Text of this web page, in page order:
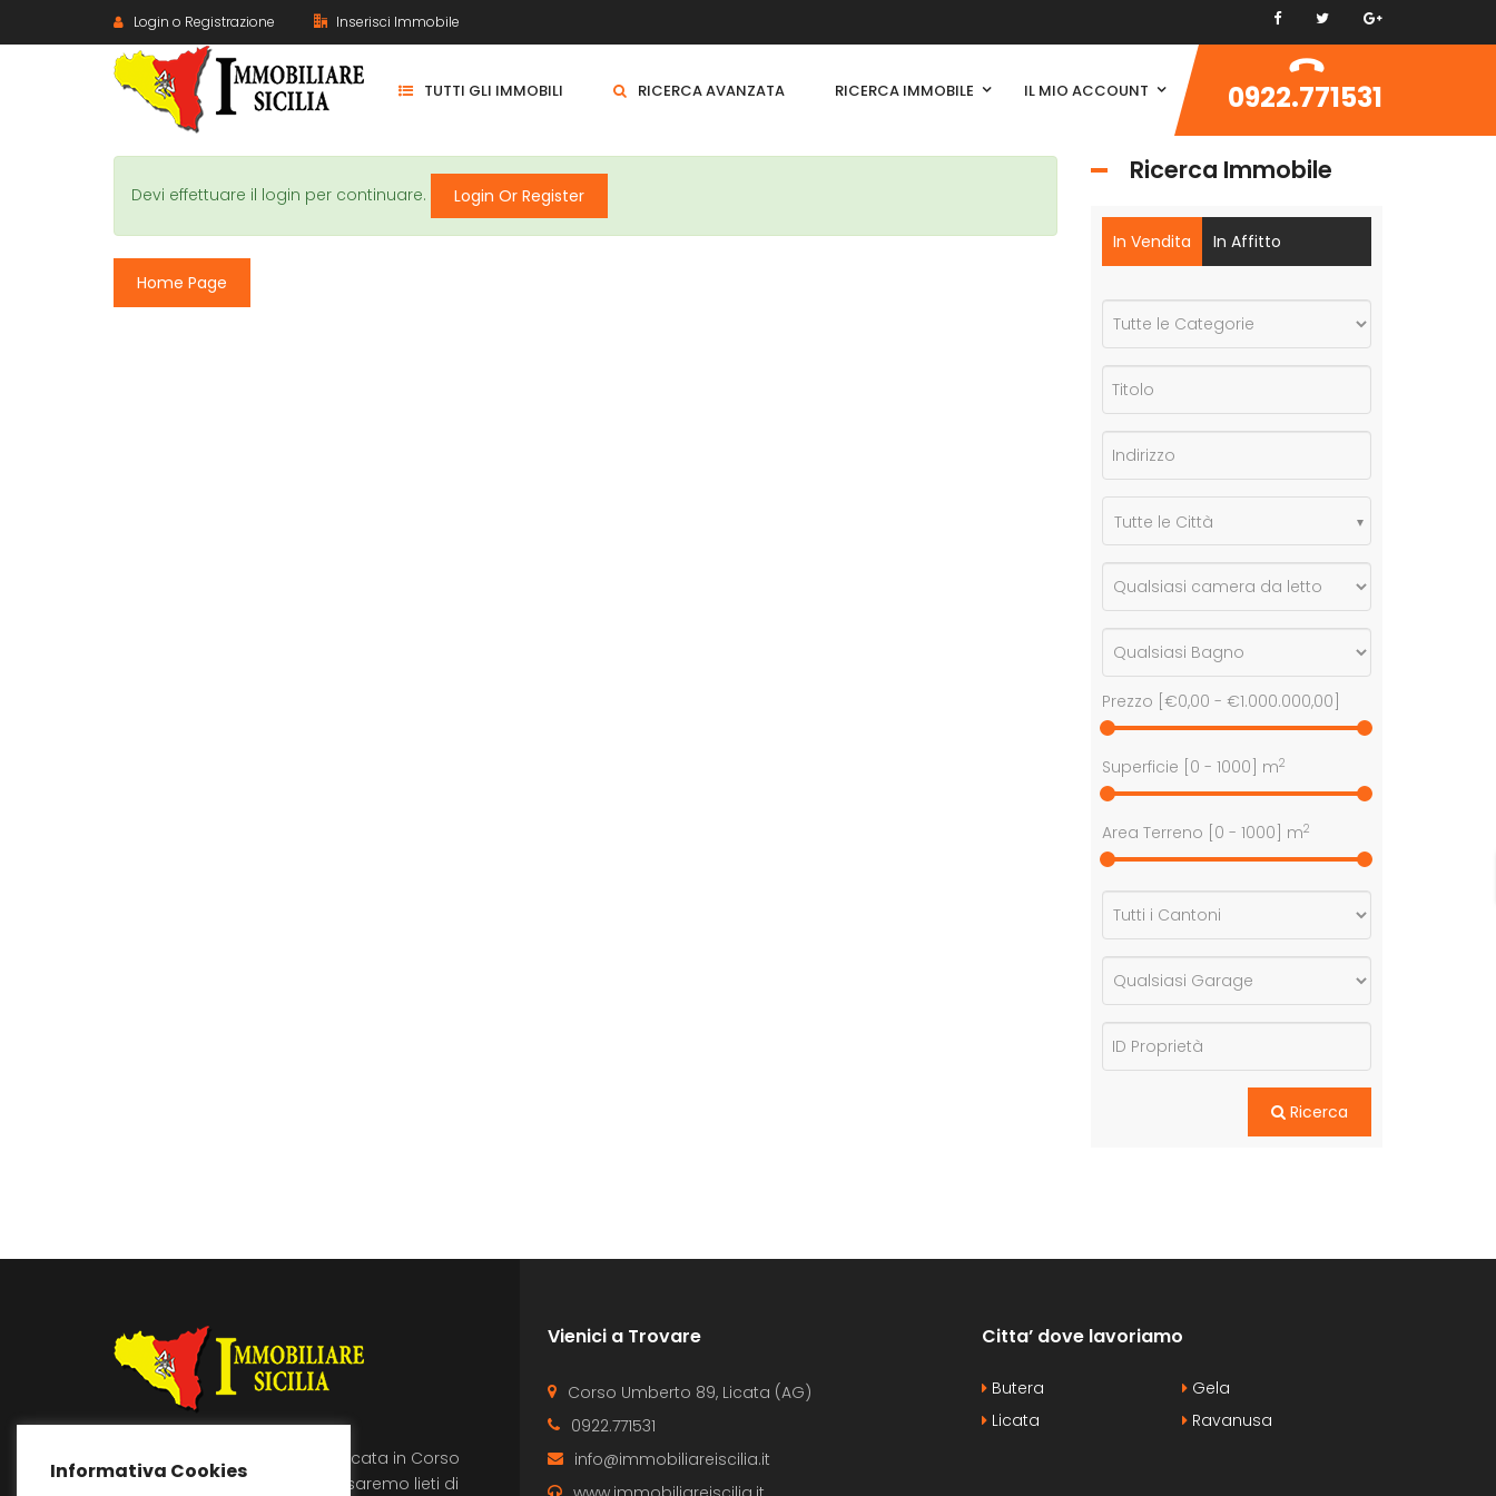
Login o Registrazione Inserisci Immobile
TUTTI GLI IMMOBILI RICERCA AVANZATA RICERCA IMMOBILE IL MIO ACCOUNT 0922.771531
Devi effettuare il login per continuare. Login Or Register
Home Page
Ricerca Immobile
In Vendita In Affitto
Tutte le Città
Prezzo [ €0,00 - €1.000.000,00
Superficie [ 0 - 1000 ] m2
Area Terreno [ 0 - 1000 ] m2
Ricerca
Immobiliare Sicilia si trova a Licata in Corso
Umberto 89, vienici a trovare saremo lieti di
Vienici a Trovare
Corso Umberto 89, Licata (AG)
0922.771531
info@immobiliareiscilia.it
Citta’ dove lavoriamo
Butera
Gela
Licata
Ravanusa
Informativa Cookies